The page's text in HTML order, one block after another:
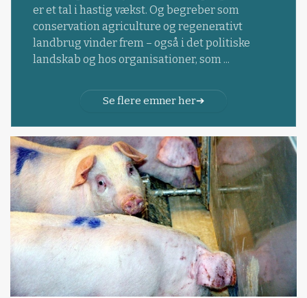
er et tal i hastig vækst. Og begreber som
conservation agriculture og regenerativt
landbrug vinder frem – også i det politiske
landskab og hos organisationer, som ...
Se flere emner her